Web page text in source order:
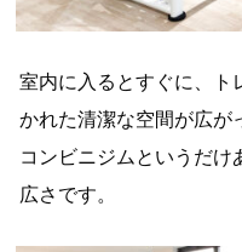
室内に入るとすぐに、ト
かれた清潔な空間が広が
コンビニジムというだ
広さです。